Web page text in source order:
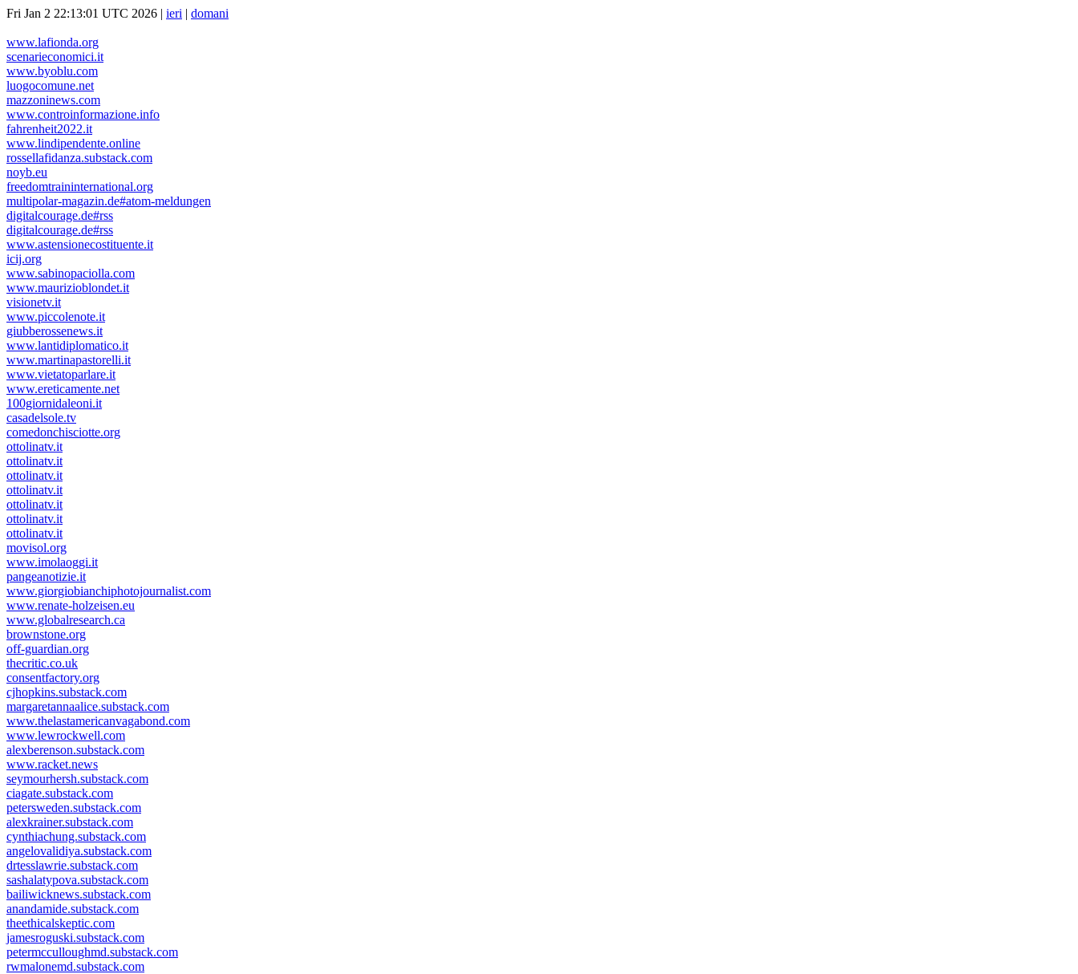
Fri Jan 2 22:13:01 UTC 2026 | ieri | domani
www.lafionda.org
scenarieconomici.it
www.byoblu.com
luogocomune.net
mazzoninews.com
www.controinformazione.info
fahrenheit2022.it
www.lindipendente.online
rossellafidanza.substack.com
noyb.eu
freedomtraininternational.org
multipolar-magazin.de#atom-meldungen
digitalcourage.de#rss
digitalcourage.de#rss
www.astensionecostituente.it
icij.org
www.sabinopaciolla.com
www.maurizioblondet.it
visionetv.it
www.piccolenote.it
giubberossenews.it
www.lantidiplomatico.it
www.martinapastorelli.it
www.vietatoparlare.it
www.ereticamente.net
100giornidaleoni.it
casadelsole.tv
comedonchisciotte.org
ottolinatv.it
ottolinatv.it
ottolinatv.it
ottolinatv.it
ottolinatv.it
ottolinatv.it
ottolinatv.it
movisol.org
www.imolaoggi.it
pangeanotizie.it
www.giorgiobianchiphotojournalist.com
www.renate-holzeisen.eu
www.globalresearch.ca
brownstone.org
off-guardian.org
thecritic.co.uk
consentfactory.org
cjhopkins.substack.com
margaretannaalice.substack.com
www.thelastamericanvagabond.com
www.lewrockwell.com
alexberenson.substack.com
www.racket.news
seymourhersh.substack.com
ciagate.substack.com
petersweden.substack.com
alexkrainer.substack.com
cynthiachung.substack.com
angelovalidiya.substack.com
drtesslawrie.substack.com
sashalatypova.substack.com
bailiwicknews.substack.com
anandamide.substack.com
theethicalskeptic.com
jamesroguski.substack.com
petermcculloughmd.substack.com
rwmalonemd.substack.com